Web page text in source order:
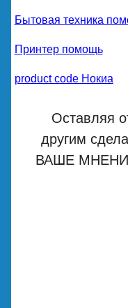
Бытовая техника
Принтер помощь
product code Нокиа
Оставляя
другим
ВАШЕ